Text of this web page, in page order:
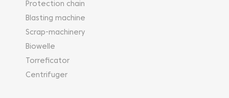
Protection chain
Blasting machine
Scrap-machinery
Biowelle
Torreficator
Centrifuger